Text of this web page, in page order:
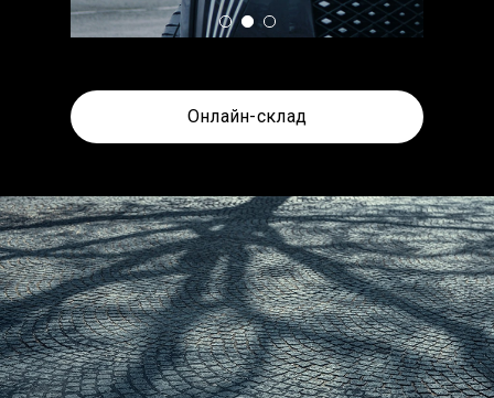
Онлайн-склад